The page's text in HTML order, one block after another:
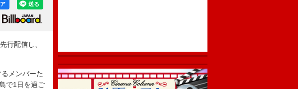
送る
行配信し、
メンバーた
で1日を過ご